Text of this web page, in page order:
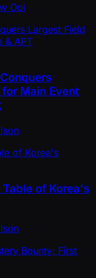
Ooi
Main Event
Table of Korea's